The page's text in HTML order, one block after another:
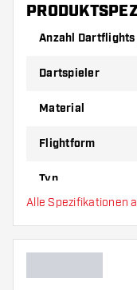
Probieren Sie
um
zu Ihnen passt!
Anzahl
Dartspieler
Material
Flightform
Typ
Hauptfarbe
Alle Spezifikationen